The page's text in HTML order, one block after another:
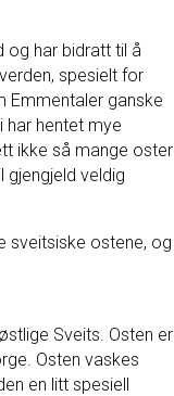
og har bidratt til å
spesielt for
Emmentaler ganske
har hentet mye
ikke så mange oster
gjengjeld veldig
sveitsiske ostene, og
Sveits. Osten er
Osten vaskes
en litt spesiell